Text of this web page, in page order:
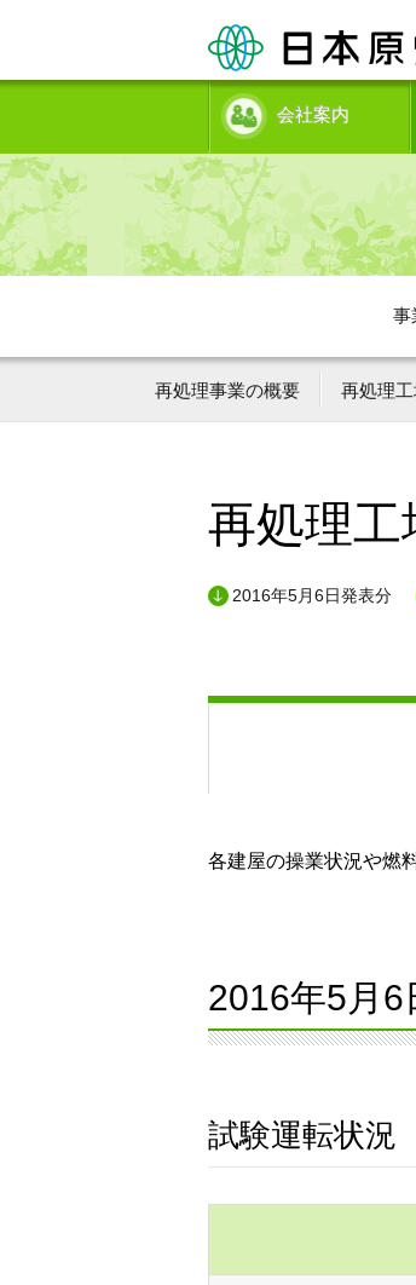
会社案内
事
再処理事業の概要 再処理
再処理工
2016年5月6日発表分
各建屋の操業状況や燃
2016年5月6
試験運転状況